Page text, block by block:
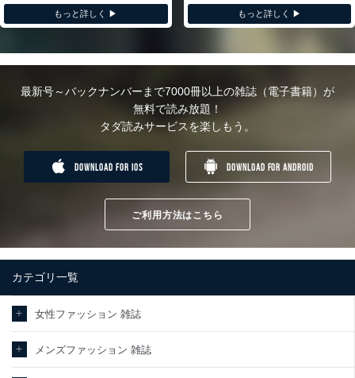
もっと詳しく ▶︎ もっと詳しく ▶︎
最新号～バックナンバーまで7000冊以上の雑誌（電子書籍）が
無料で読み放題！
タダ読みサービスを楽しもう。
DOWNLOAD FOR IOS DOWNLOAD FOR ANDROID
ご利用方法はこちら
カテゴリ一覧
女性ファッション 雑誌
メンズファッション 雑誌